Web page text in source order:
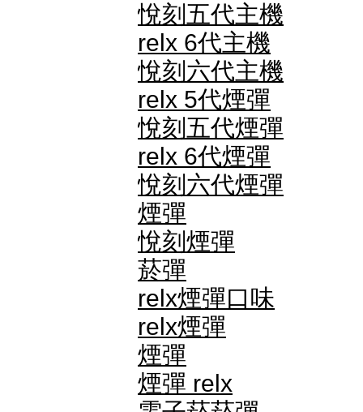
悅刻五代主機
relx 6代主機
悅刻六代主機
relx 5代煙彈
悅刻五代煙彈
relx 6代煙彈
悅刻六代煙彈
煙彈
悅刻煙彈
菸彈
relx煙彈口味
relx煙彈
煙彈
煙彈 relx